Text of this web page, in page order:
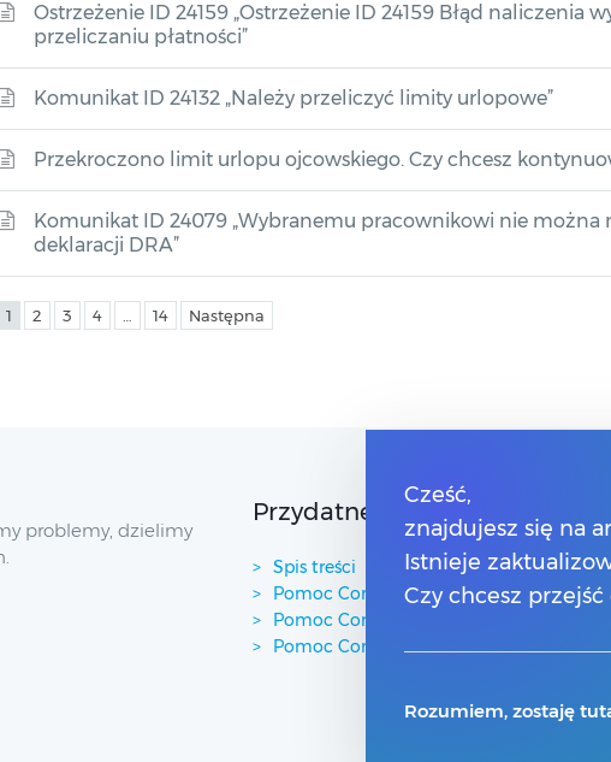
Ostrzeżenie ID 24159 „Ostrzeżenie ID 24159 Błąd naliczenia
przeliczaniu płatności”
Komunikat ID 24132 „Należy przeliczyć limity urlopowe”
Przekroczono limit urlopu ojcowskiego. Czy chcesz
Komunikat ID 24079 „Wybranemu pracownikowi nie można
deklaracji DRA”
1 2 3 4 14 Następna
problemy, dzielimy
Przydatne linki
Spis treści
Pomoc Comarch Betterfly
Pomoc Comarch e-Sklep
Pomoc Comarch HRM
Cześć,
znajdujesz się na
Istnieje
Czy chcesz przejść
Rozumiem, zostaję